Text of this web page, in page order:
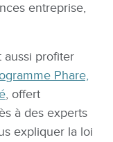
entreprise,
aussi profiter
Phare,
, offert
à des experts
expliquer la loi